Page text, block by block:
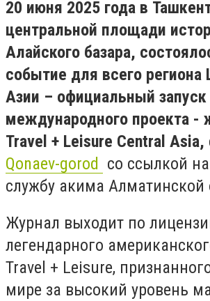
20 июня 2025 года в
центральной площади
Алайского базара,
событие для всего региона
Азии – официальный запуск
международного проекта -
Travel + Leisure Central Asia,
Qonaev-gorod со ссылкой
службу акима Алматинской
Журнал выходит по
легендарного
Travel + Leisure,
мире за высокий уровень